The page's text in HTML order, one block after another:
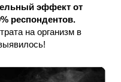
эффект от
респондентов.
на организм в